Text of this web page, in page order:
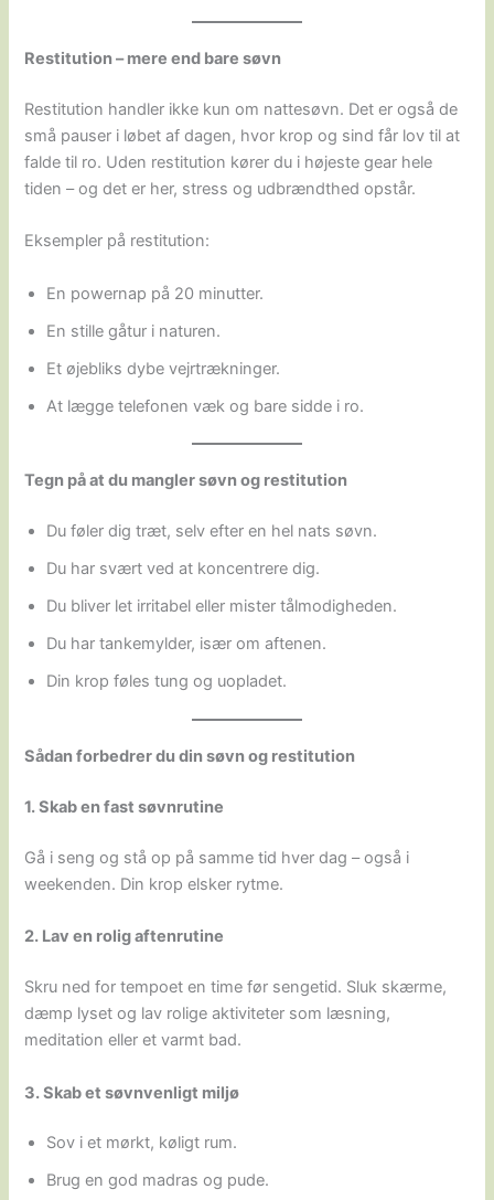
Restitution – mere end bare søvn
Restitution handler ikke kun om nattesøvn. Det er også de
små pauser i løbet af dagen, hvor krop og sind får lov til at
falde til ro. Uden restitution kører du i højeste gear hele
tiden – og det er her, stress og udbrændthed opstår.
Eksempler på restitution:
En powernap på 20 minutter.
En stille gåtur i naturen.
Et øjebliks dybe vejrtrækninger.
At lægge telefonen væk og bare sidde i ro.
Tegn på at du mangler søvn og restitution
Du føler dig træt, selv efter en hel nats søvn.
Du har svært ved at koncentrere dig.
Du bliver let irritabel eller mister tålmodigheden.
Du har tankemylder, især om aftenen.
Din krop føles tung og uopladet.
Sådan forbedrer du din søvn og restitution
1. Skab en fast søvnrutine
Gå i seng og stå op på samme tid hver dag – også i
weekenden. Din krop elsker rytme.
2. Lav en rolig aftenrutine
Skru ned for tempoet en time før sengetid. Sluk skærme,
dæmp lyset og lav rolige aktiviteter som læsning,
meditation eller et varmt bad.
3. Skab et søvnvenligt miljø
Sov i et mørkt, køligt rum.
Brug en god madras og pude.